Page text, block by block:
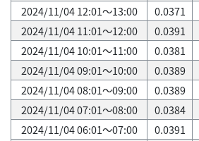
2024/11/04 12:01～13:00
0.0371
2024/11/04 11:01～12:00
0.0391
2024/11/04 10:01～11:00
0.0381
2024/11/04 09:01～10:00
0.0389
2024/11/04 08:01～09:00
0.0389
2024/11/04 07:01～08:00
0.0384
2024/11/04 06:01～07:00
0.0391